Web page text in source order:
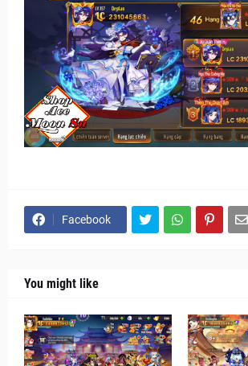
Facebook
You might like